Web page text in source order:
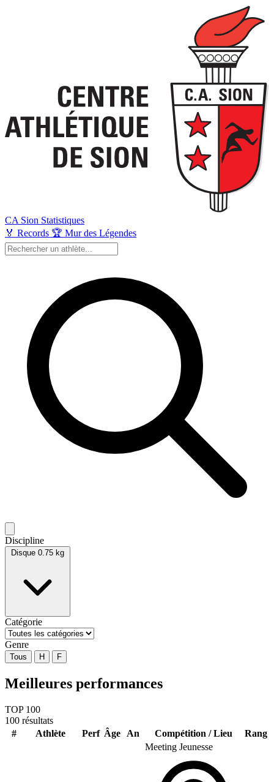
CA Sion Statistiques
🏅 Records 🏆 Mur des Légendes
Discipline
Disque 0.75 kg
Catégorie
Genre
Tous H F
Meilleures performances
TOP 100
100 résultats
#
Athlète Perf Âge An Compétition / Lieu Rang
Meeting Jeunesse